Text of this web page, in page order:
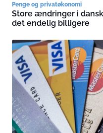
Penge og privatøkonomi
Store ændringer i
det endelig billigere